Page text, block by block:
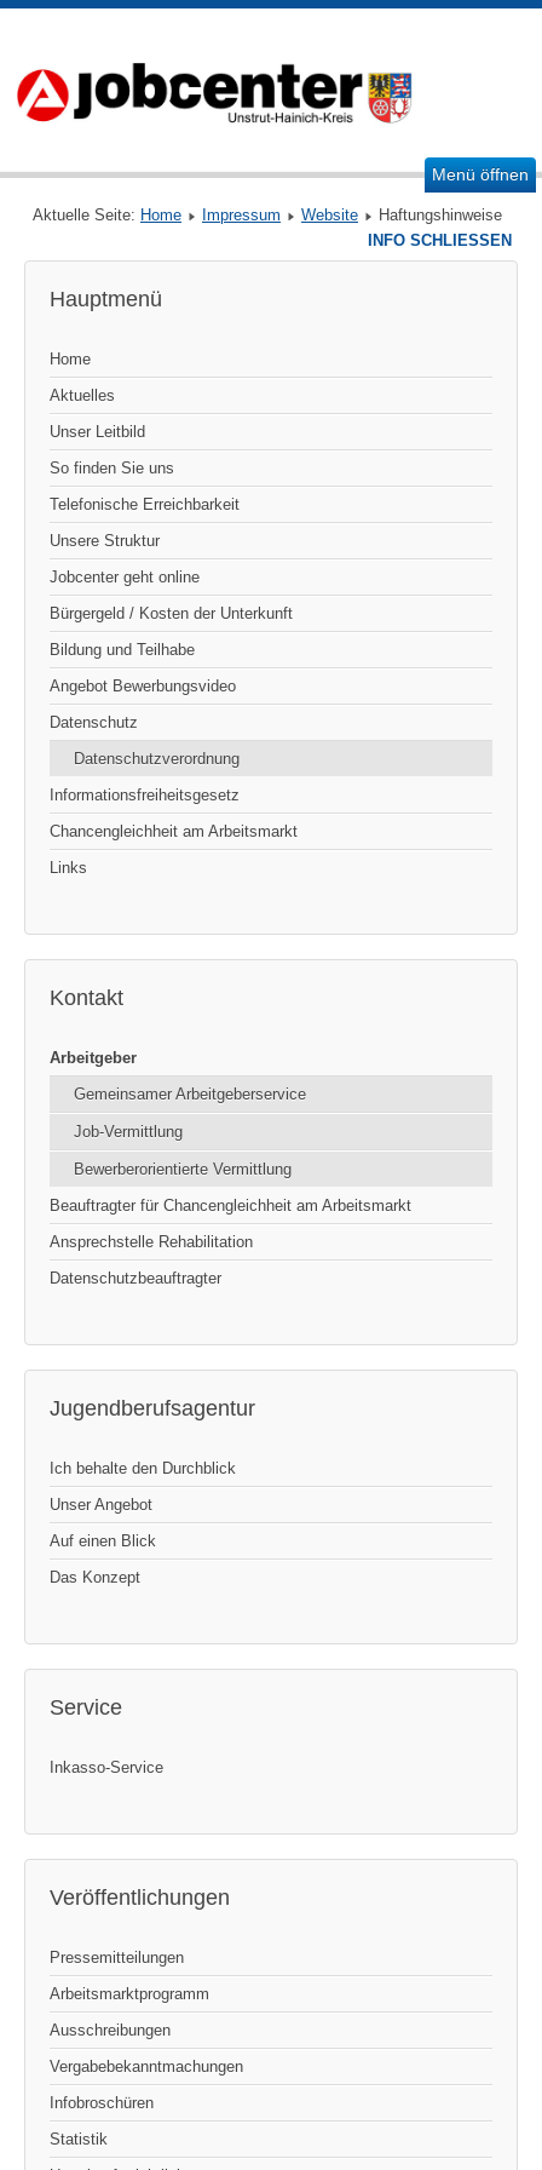
Menü öffnen
Aktuelle Seite: Home Impressum Website Haftungshinweise
Hauptmenü
Home
Aktuelles
Unser Leitbild
So finden Sie uns
Telefonische Erreichbarkeit
Unsere Struktur
Jobcenter geht online
Bürgergeld / Kosten der Unterkunft
Bildung und Teilhabe
Angebot Bewerbungsvideo
Datenschutz
Datenschutzverordnung
Informationsfreiheitsgesetz
Chancengleichheit am Arbeitsmarkt
Links
Kontakt
Arbeitgeber
Gemeinsamer Arbeitgeberservice
Job-Vermittlung
Bewerberorientierte Vermittlung
Beauftragter für Chancengleichheit am Arbeitsmarkt
Ansprechstelle Rehabilitation
Datenschutzbeauftragter
Jugendberufsagentur
Ich behalte den Durchblick
Unser Angebot
Auf einen Blick
Das Konzept
Service
Inkasso-Service
Veröffentlichungen
Pressemitteilungen
Arbeitsmarktprogramm
Ausschreibungen
Vergabebekanntmachungen
Infobroschüren
Statistik
INFO SCHLIESSEN